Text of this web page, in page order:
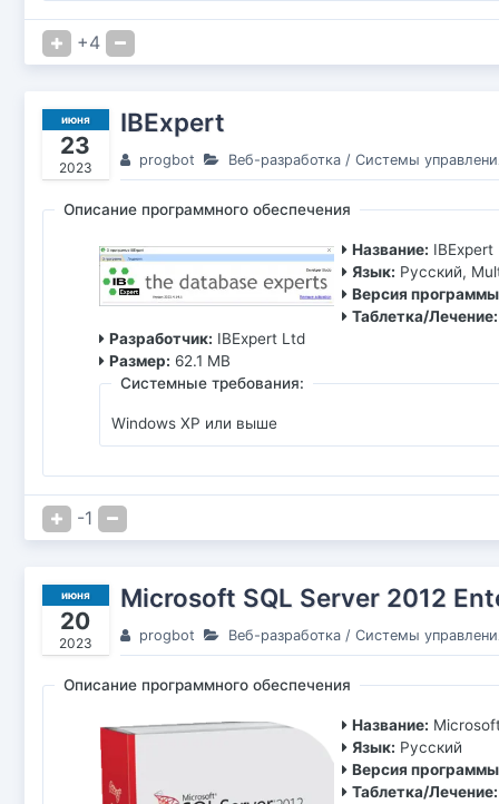
+4
июня
23
2023
IBExpert
progbot Веб-разработка/ Системы
Описание программного обеспечения
Название: IBExpert
Язык: Русский,
Версия
Таблетка/Лечение:
Разработчик: IBExpert Ltd
Размер: 62.1 MB
Системные требования:
Windows XP или выше
-1
июня
20
2023
Microsoft SQL Server 2012
progbot Веб-разработка/ Системы
Описание программного обеспечения
Название:
Язык: Русский
Версия
Таблетка/Лечение: